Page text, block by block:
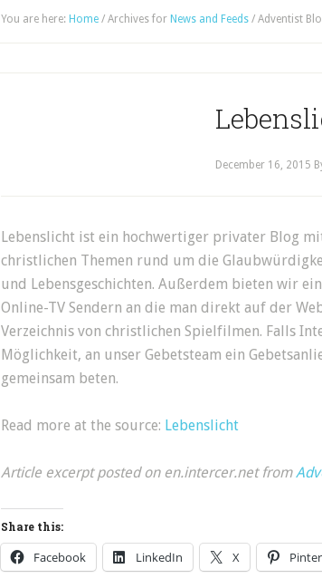
You are here: Home / Archives for News and Feeds / Adventist
December 16, 2015
Lebenslicht ist ein hochwertiger privater Blog
christlichen Themen rund um die
und Lebensgeschichten. Außerdem bieten wir
Online-TV Sendern an die man direkt auf der
Verzeichnis von christlichen Spielfilmen. Falls
Möglichkeit, an unser Gebetsteam ein
gemeinsam beten.
Read more at the source: Lebenslicht
Article excerpt posted on en.intercer.net from
Share this:
Facebook LinkedIn X